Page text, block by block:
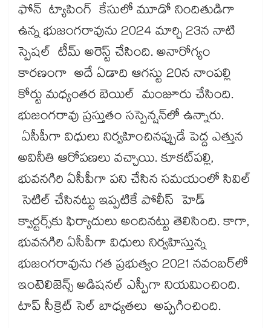
ఫోన్ ట్యాపింగ్ కేసులో మూడో నిందితుడిగా
ఉన్న భుజంగరావును 2024 మార్చి 23న నాటి
స్పెషల్ టీమ్ అరెస్ట్‌‌‌‌‌‌‌‌ చేసింది. అనారోగ్యం
కారణంగా అదే ఏడాది ఆగస్టు 20న నాంపల్లి
కోర్టు మధ్యంతర బెయిల్ మంజూరు చేసింది.
భుజంగరావు ప్రస్తుతం సస్పెన్షన్‌‌‌‌‌‌‌‌లో ఉన్నారు.
ఏసీపీగా విధులు నిర్వహించినప్పుడే పెద్ద ఎత్తున
అవినీతి ఆరోపణలు వచ్చాయి. కూకట్‌‌‌‌‌‌‌‌పల్లి,
భువనగిరి ఏసీపీగా పని చేసిన సమయంలో సివిల్
సెటిల్‌‌‌‌‌‌‌‌ చేసినట్టు ఇప్పటికే పోలీస్ హెడ్‌‌‌‌‌‌‌‌
క్వార్టర్స్‌‌‌‌‌‌‌‌కు ఫిర్యాదులు అందినట్టు తెలిసింది. కాగా,
భువనగిరి ఏసీపీగా విధులు నిర్వహిస్తున్న
భుజంగరావును గత ప్రభుత్వం 2021 నవంబర్‌‌‌‌‌‌‌‌‌‌‌‌‌‌‌‌లో
ఇంటెలిజెన్స్‌‌‌‌‌‌‌‌ అడిషనల్‌‌‌‌‌‌‌‌ ఎస్పీగా నియమించింది.
టాప్‌‌‌‌‌‌‌‌ సీక్రెట్‌‌‌‌‌‌‌‌ సెల్‌‌‌‌‌‌‌‌ బాధ్యతలు అప్పగించింది.